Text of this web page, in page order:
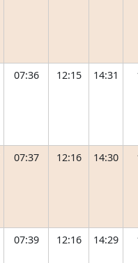
07:36 12:15 14:31
07:37 12:16 14:30
07:39 12:16 14:29